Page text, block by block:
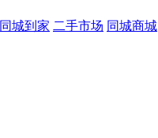
同城到家 二手市场 同城商城